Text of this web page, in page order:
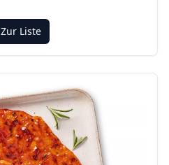
Zur Liste